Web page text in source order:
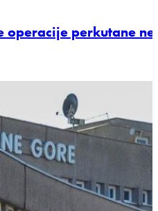
operacije perkutane